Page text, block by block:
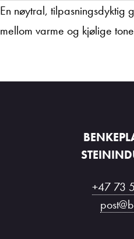
En nøytral, tilpasningsdyktig
mellom varme og kjølige
+47 73